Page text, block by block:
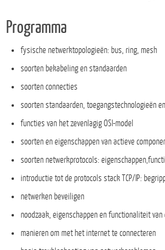
Programma
fysische netwerktopologieën: bus, ring, mesh
soorten bekabeling en standaarden
soorten connecties
soorten standaarden, toegangstechnologieën
functies van het zevenlagig OSI-model
soorten en eigenschappen van actieve
soorten netwerkprotocols:
introductie tot de protocols stack TCP/IP:
netwerken beveiligen
noodzaak, eigenschappen en functionaliteit
manieren om met het internet te connecteren